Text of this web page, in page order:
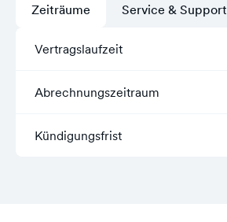
Zeiträume
Vertragslaufzeit
Abrechnungszeitraum
Kündigungsfrist
Service & Support